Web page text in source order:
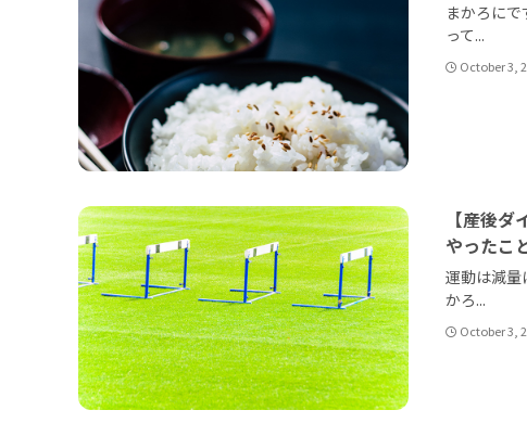
まかろに
って...
October 3,
【産後
やったこ
運動は減量
かろ...
October 3,